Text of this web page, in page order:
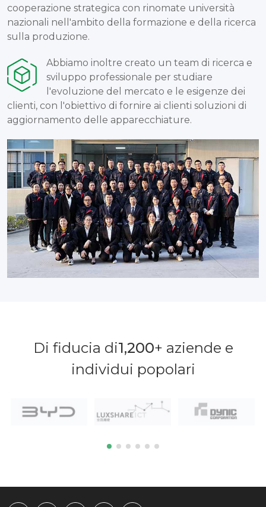
cooperazione strategica con rinomate università
nazionali nell'ambito della formazione e della ricerca
sulla produzione.
Abbiamo inoltre creato un team di ricerca e
sviluppo professionale per studiare
l'evoluzione del mercato e le esigenze dei
clienti, con l'obiettivo di fornire ai clienti soluzioni di
aggiornamento delle apparecchiature.
Di fiducia di1,200+ aziende e
individui popolari